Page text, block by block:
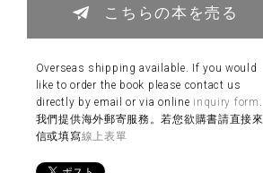
こちらの本を売る
Overseas shipping available. If you would
like to order the book please contact us
directly by email or via online inquiry form .
我們提供海外郵寄服務。若您欲購書請直接來
信或填寫線上表單